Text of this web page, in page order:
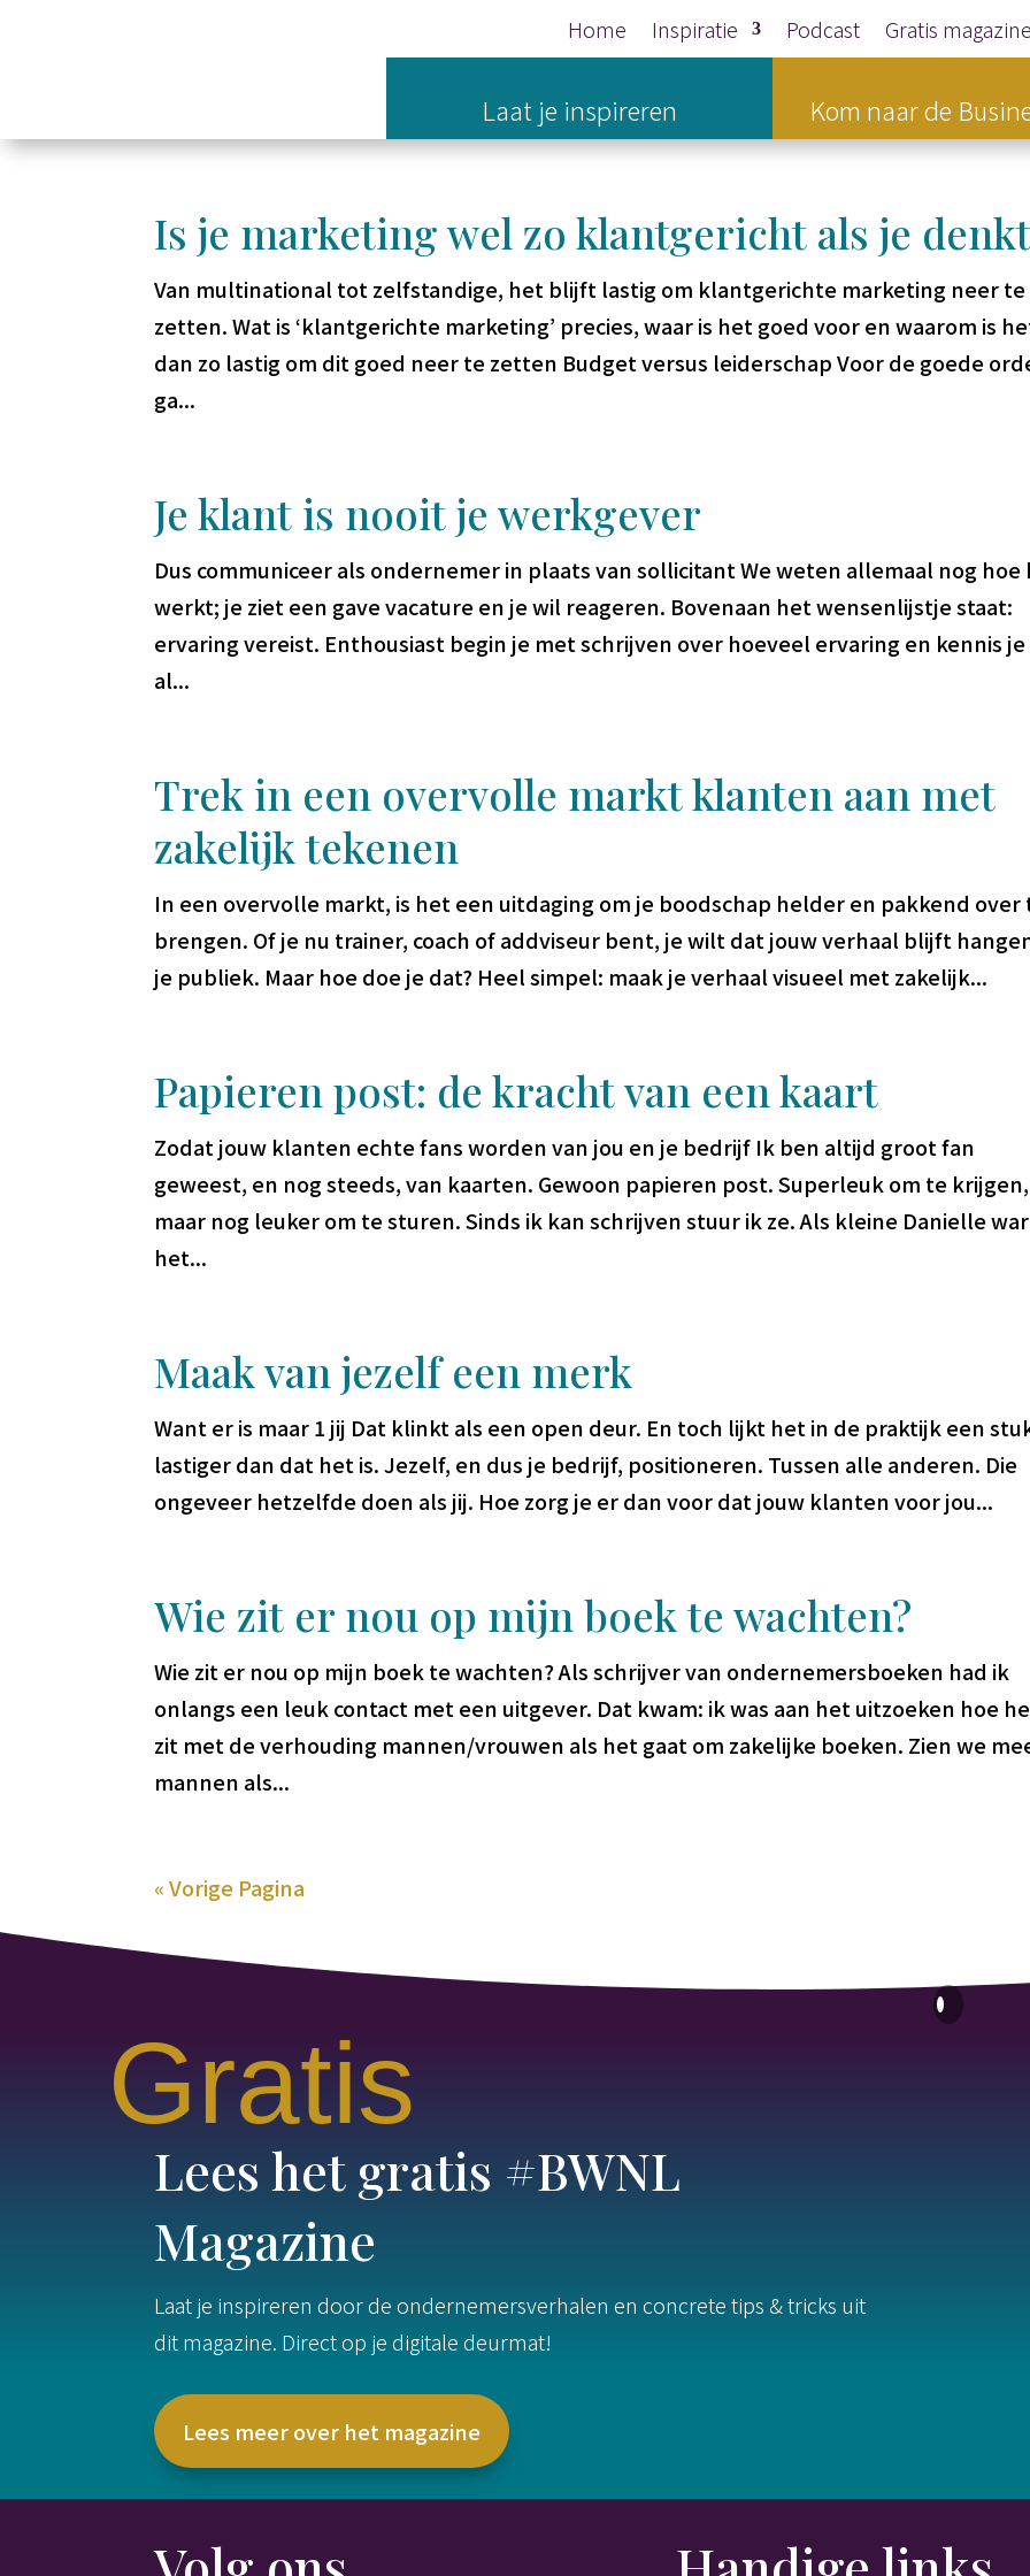
Home Inspiratie Podcast Gratis
Laat je inspireren Kom naar de
Is je marketing wel zo klantgericht als je
Van multinational tot zelfstandige, het blijft lastig om klantgerichte marketing neer te
zetten. Wat is ‘klantgerichte marketing’ precies, waar is het goed voor en waarom is
dan zo lastig om dit goed neer te zetten Budget versus leiderschap Voor de goede
ga...
Je klant is nooit je werkgever
Dus communiceer als ondernemer in plaats van sollicitant We weten allemaal nog hoe
werkt; je ziet een gave vacature en je wil reageren. Bovenaan het wensenlijstje staat:
ervaring vereist. Enthousiast begin je met schrijven over hoeveel ervaring en kennis je
al...
Trek in een overvolle markt klanten aan met
zakelijk tekenen
In een overvolle markt, is het een uitdaging om je boodschap helder en pakkend over
brengen. Of je nu trainer, coach of addviseur bent, je wilt dat jouw verhaal blijft
je publiek. Maar hoe doe je dat? Heel simpel: maak je verhaal visueel met zakelijk...
Papieren post: de kracht van een kaart
Zodat jouw klanten echte fans worden van jou en je bedrijf Ik ben altijd groot fan
geweest, en nog steeds, van kaarten. Gewoon papieren post. Superleuk om te krijgen,
maar nog leuker om te sturen. Sinds ik kan schrijven stuur ik ze. Als kleine Danielle
het...
Maak van jezelf een merk
Want er is maar 1 jij Dat klinkt als een open deur. En toch lijkt het in de praktijk een
lastiger dan dat het is. Jezelf, en dus je bedrijf, positioneren. Tussen alle anderen. Die
ongeveer hetzelfde doen als jij. Hoe zorg je er dan voor dat jouw klanten voor jou...
Wie zit er nou op mijn boek te wachten?
Wie zit er nou op mijn boek te wachten? Als schrijver van ondernemersboeken had ik
onlangs een leuk contact met een uitgever. Dat kwam: ik was aan het uitzoeken hoe
zit met de verhouding mannen/vrouwen als het gaat om zakelijke boeken. Zien we
mannen als...
« Vorige Pagina
Gratis
Lees het gratis #BWNL
Magazine
Laat je inspireren door de ondernemersverhalen en concrete tips & tricks uit
dit magazine. Direct op je digitale deurmat!
Lees meer over het magazine